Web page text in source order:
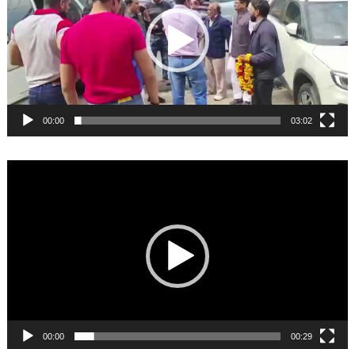
00:00 03:02
00:00 00:29